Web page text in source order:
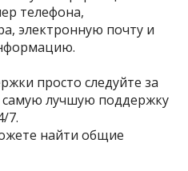
телефона,
электронную почту и
просто следуйте за
лучшую поддержку
7.
найти общие